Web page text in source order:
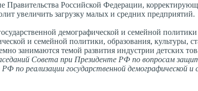
Правительства Российской Федерации,
увеличить загрузку малых и средних предприятий.
демографической и семейной
и семейной политики, образования, культуры,
занимаются темой развития индустрии детских
Совета при Президенте РФ по вопросам
по реализации государственной демографической и